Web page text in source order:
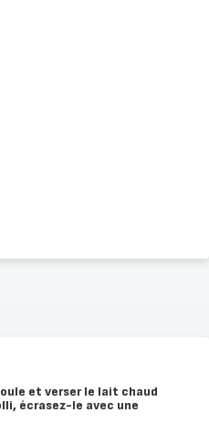
et verser le lait chaud
écrasez-le avec une